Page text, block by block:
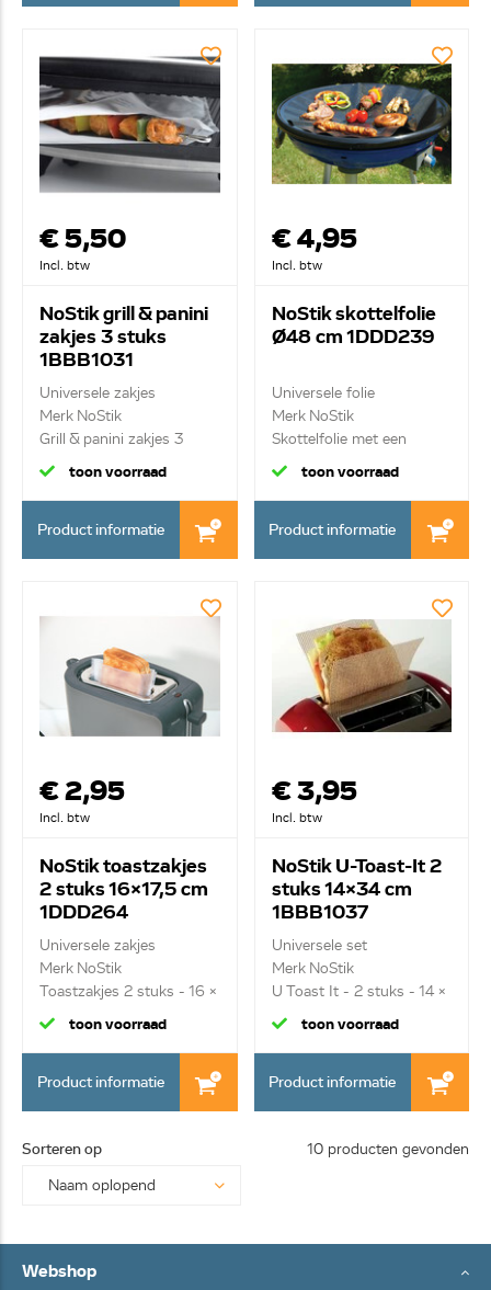
€ 5,50
Incl. btw
NoStik grill & panini
zakjes 3 stuks
1BBB1031
Universele zakjes
Merk NoStik
Grill & panini zakjes 3
stuk...
toon voorraad
Product informatie
€ 4,95
Incl. btw
NoStik skottelfolie
Ø48 cm 1DDD239
Universele folie
Merk NoStik
Skottelfolie met een
diameter...
toon voorraad
Product informatie
€ 2,95
Incl. btw
NoStik toastzakjes
2 stuks 16x17,5 cm
1DDD264
Universele zakjes
Merk NoStik
Toastzakjes 2 stuks - 16 x
1...
toon voorraad
Product informatie
€ 3,95
Incl. btw
NoStik U-Toast-It 2
stuks 14x34 cm
1BBB1037
Universele set
Merk NoStik
U Toast It - 2 stuks - 14 x
34 ...
toon voorraad
Product informatie
Sorteren op 10 producten gevonden
Webshop